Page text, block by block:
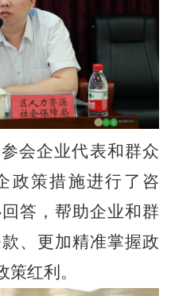
会企业代表和群众
政策措施进行了咨
答，帮助企业和群
、更加精准掌握政
红利。